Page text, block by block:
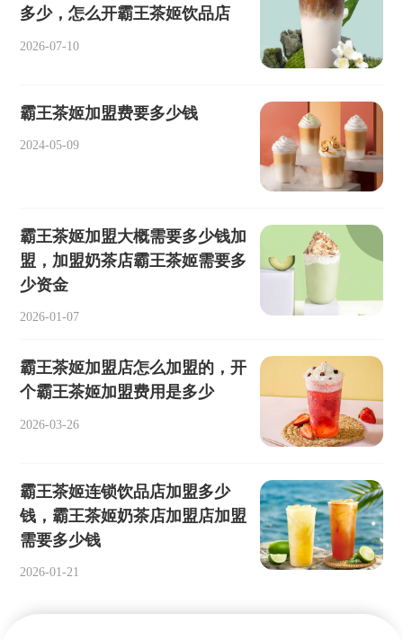
多少，怎么开霸王茶姬饮品店
2026-07-10
霸王茶姬加盟费要多少钱
2024-05-09
霸王茶姬加盟大概需要多少钱加
盟，加盟奶茶店霸王茶姬需要多
少资金
2026-01-07
霸王茶姬加盟店怎么加盟的，开
个霸王茶姬加盟费用是多少
2026-03-26
霸王茶姬连锁饮品店加盟多少
钱，霸王茶姬奶茶店加盟店加盟
需要多少钱
2026-01-21